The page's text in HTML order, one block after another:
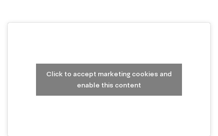
Click to accept marketing cookies and
enable this content